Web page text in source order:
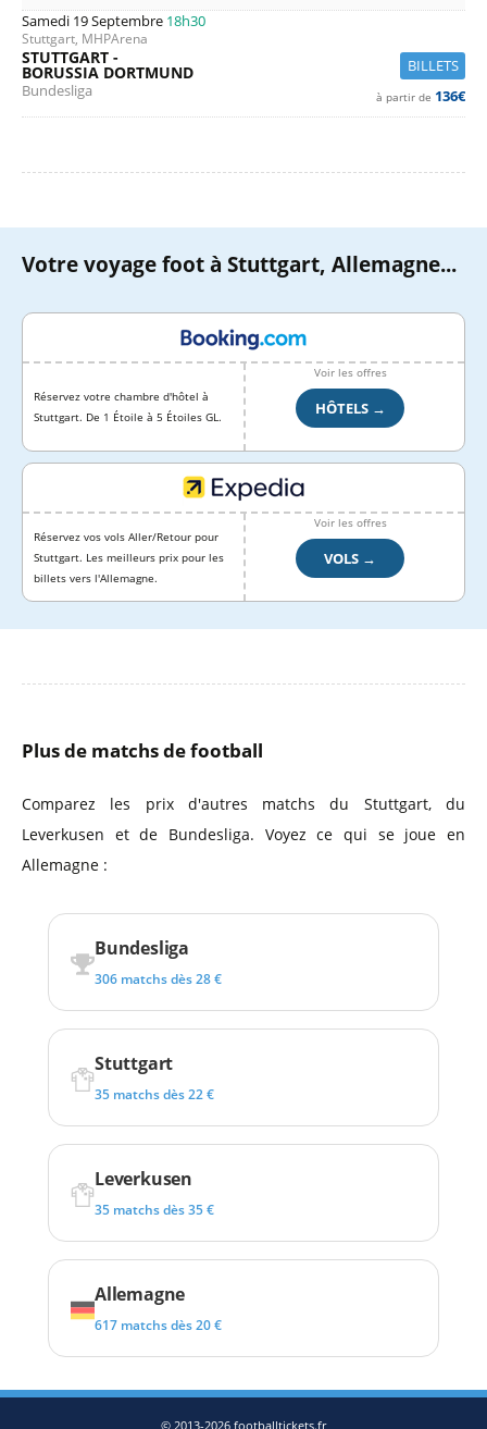
Samedi 19 Septembre 18h30
Stuttgart, MHPArena
BILLETS
STUTTGART -
BORUSSIA DORTMUND
Bundesliga à partir de 136€
Votre voyage foot à Stuttgart, Allemagne...
Réservez votre chambre d'hôtel à
Stuttgart. De 1 Étoile à 5 Étoiles GL.
Voir les offres
HÔTELS →
Réservez vos vols Aller/Retour pour
Stuttgart. Les meilleurs prix pour les
billets vers l'Allemagne.
Voir les offres
VOLS →
Plus de matchs de football
Comparez les prix d'autres matchs du Stuttgart, du
Leverkusen et de Bundesliga. Voyez ce qui se joue en
Allemagne :
Bundesliga
306 matchs dès 28 €
Stuttgart
35 matchs dès 22 €
Leverkusen
35 matchs dès 35 €
Allemagne
617 matchs dès 20 €
© 2013-2026 footballtickets.fr